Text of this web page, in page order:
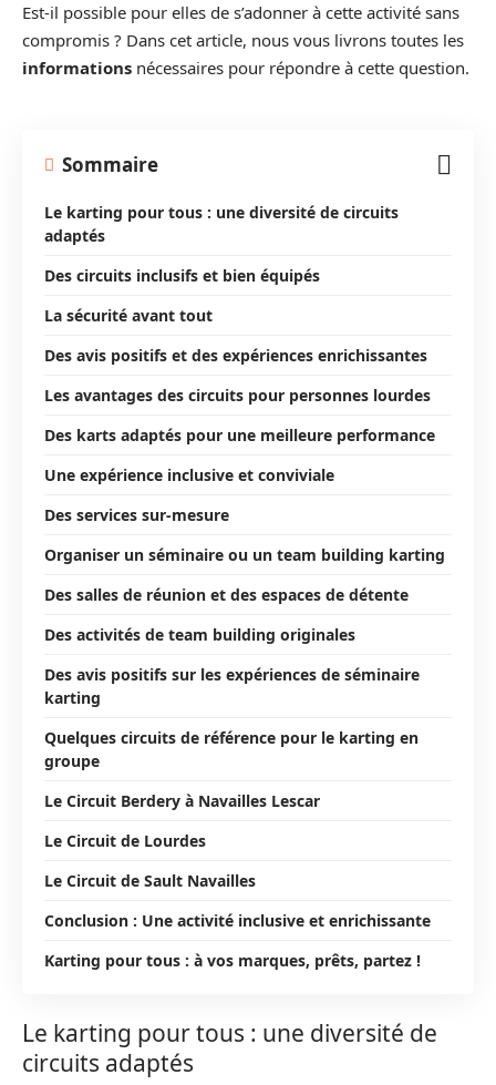
Est-il possible pour elles de s’adonner à cette activité sans
compromis ? Dans cet article, nous vous livrons toutes les
informations nécessaires pour répondre à cette question.
Sommaire
Le karting pour tous : une diversité de circuits
adaptés
Des circuits inclusifs et bien équipés
La sécurité avant tout
Des avis positifs et des expériences enrichissantes
Les avantages des circuits pour personnes lourdes
Des karts adaptés pour une meilleure performance
Une expérience inclusive et conviviale
Des services sur-mesure
Organiser un séminaire ou un team building karting
Des salles de réunion et des espaces de détente
Des activités de team building originales
Des avis positifs sur les expériences de séminaire
karting
Quelques circuits de référence pour le karting en
groupe
Le Circuit Berdery à Navailles Lescar
Le Circuit de Lourdes
Le Circuit de Sault Navailles
Conclusion : Une activité inclusive et enrichissante
Karting pour tous : à vos marques, prêts, partez !
Le karting pour tous : une diversité de
circuits adaptés